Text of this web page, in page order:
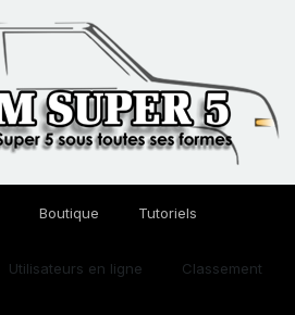
Utilisateurs en ligne Classement
Boutique Tutoriels